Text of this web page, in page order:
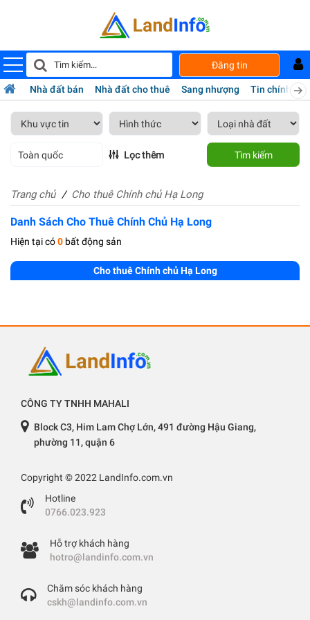
Đăng tin
Nhà đất bán Nhà đất cho thuê Sang nhượng Tin chính chủ
Toàn quốc Lọc thêm Tìm kiếm
Trang chủ Cho thuê Chính chủ Hạ Long
Danh Sách Cho Thuê Chính Chủ Hạ Long
Hiện tại có0 bất động sản
Cho thuê Chính chủ Hạ Long
CÔNG TY TNHH MAHALI
Block C3, Him Lam Chợ Lớn, 491 đường Hậu Giang,
phường 11, quận 6
Copyright © 2022 LandInfo.com.vn
Hotline
0766.023.923
Hỗ trợ khách hàng
hotro@landinfo.com.vn
Chăm sóc khách hàng
cskh@landinfo.com.vn